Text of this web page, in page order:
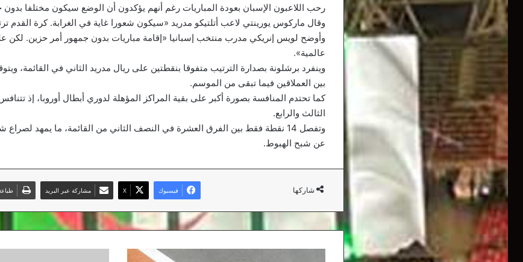
رحب اللاعبون الإسبان بعودة المباريات رغم أنهم يؤكدون أن الوضع سيكون مختلفا
وقال ماركوس يورينتي لاعب أتلتيكو مدريد «سيكون شعورا غاية في الغرابة. كرة القدم
وأوضح لويس إنريكي مدرب منتخب إسبانيا «إقامة مباريات بدون جمهور أمر حزين. لكن
عالمية».
وينفرد برشلونة بصدارة الترتيب متفوقا بنقطتين على ريال مدريد الثاني في القائمة،
بين العملاقين فيما تبقى من الموسم.
الثالث والرابع.
وتفصل 14 نقطة فقط بين الفرق العشرة في النصف الثاني من القائمة، ما يمهد
عن شبح الهبوط.
شاركها فيسبوك ‫X مشاركة عبر البريد